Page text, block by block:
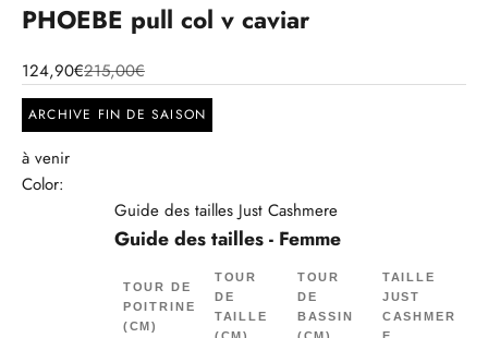
PHOEBE pull col v caviar
124,90€215,00€
ARCHIVE FIN DE SAISON
à venir
Color:
Guide des tailles Just Cashmere
Guide des tailles - Femme
TOUR DE
POITRINE
(CM)
TOUR
DE
TAILLE
TOUR
DE
BASSIN
TAILLE
JUST
CASHMER